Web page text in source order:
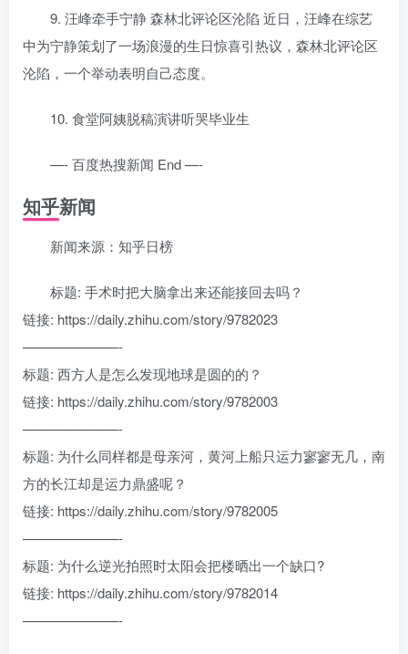
9. 汪峰牵手宁静 森林北评论区沦陷 近日，汪峰在综艺
中为宁静策划了一场浪漫的生日惊喜引热议，森林北评论区
沦陷，一个举动表明自己态度。
10. 食堂阿姨脱稿演讲听哭毕业生
—- 百度热搜新闻 End —-
知乎新闻
新闻来源：知乎日榜
标题: 手术时把大脑拿出来还能接回去吗？
链接: https://daily.zhihu.com/story/9782023
———————-
标题: 西方人是怎么发现地球是圆的的？
链接: https://daily.zhihu.com/story/9782003
———————-
标题: 为什么同样都是母亲河，黄河上船只运力寥寥无几，南
方的长江却是运力鼎盛呢？
链接: https://daily.zhihu.com/story/9782005
———————-
标题: 为什么逆光拍照时太阳会把楼晒出一个缺口?
链接: https://daily.zhihu.com/story/9782014
———————-